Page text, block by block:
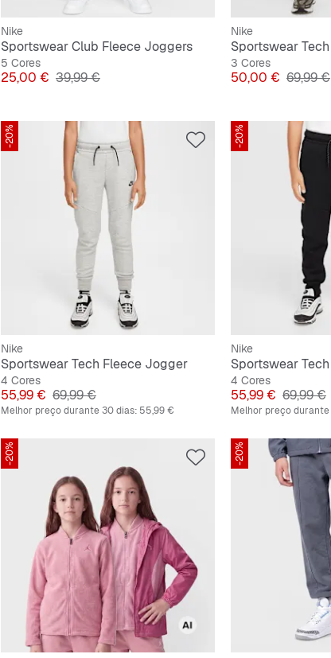
Nike
Sportswear Club Fleece Joggers
5 Cores
Preço
25,00 € Preço original
39,99 €
Nike
Sportswear
3 Cores
Preço
50,00 € Preço
69,99 €
-20%
Nike
Sportswear Tech Fleece Jogger
4 Cores
Preço
55,99 € Preço original
69,99 €
Melhor preço durante 30 dias: 55,99 €
-20%
Nike
Sportswear
4 Cores
Preço
55,99 € Preço
69,99 €
Melhor preço
-20% -20%